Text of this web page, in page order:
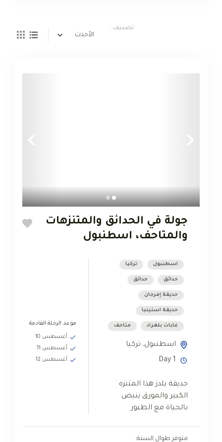
تصنيف :
الأحدث
جولة في الحدائق والمتنزهات
والمتاحف، اسطنبول
اسطنبول تركيا
حدائق حدائق
حديقة إمرجان
حديقة استينيا
غابات بلغراد متاحف
اسطنبول, تركيا
1 Day
حديقة يلدز هذا المتنزه
الكبير والمورق ينبض
بالحياة مع الطيور
موعد الرحلة القادمة
أغسطس 10
أغسطس 11
أغسطس 12
متوفر طوال السنة: